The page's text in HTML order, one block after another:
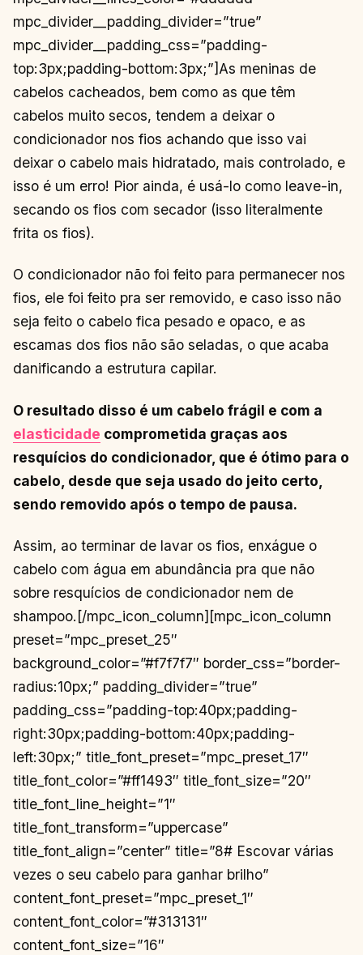
mpc_divider__padding_divider=”true”
mpc_divider__padding_css=”padding-
top:3px;padding-bottom:3px;”]As meninas de
cabelos cacheados, bem como as que têm
cabelos muito secos, tendem a deixar o
condicionador nos fios achando que isso vai
deixar o cabelo mais hidratado, mais controlado, e
isso é um erro! Pior ainda, é usá-lo como leave-in,
secando os fios com secador (isso literalmente
frita os fios).
O condicionador não foi feito para permanecer nos
fios, ele foi feito pra ser removido, e caso isso não
seja feito o cabelo fica pesado e opaco, e as
escamas dos fios não são seladas, o que acaba
danificando a estrutura capilar.
O resultado disso é um cabelo frágil e com a
elasticidade comprometida graças aos
resquícios do condicionador, que é ótimo para o
cabelo, desde que seja usado do jeito certo,
sendo removido após o tempo de pausa.
Assim, ao terminar de lavar os fios, enxágue o
cabelo com água em abundância pra que não
sobre resquícios de condicionador nem de
shampoo.[/mpc_icon_column][mpc_icon_column
preset=”mpc_preset_25″
background_color=”#f7f7f7″ border_css=”border-
radius:10px;” padding_divider=”true”
padding_css=”padding-top:40px;padding-
right:30px;padding-bottom:40px;padding-
left:30px;” title_font_preset=”mpc_preset_17″
title_font_color=”#ff1493″ title_font_size=”20″
title_font_line_height=”1″
title_font_transform=”uppercase”
title_font_align=”center” title=”8# Escovar várias
vezes o seu cabelo para ganhar brilho”
content_font_preset=”mpc_preset_1″
content_font_color=”#313131″
content_font_size=”16″